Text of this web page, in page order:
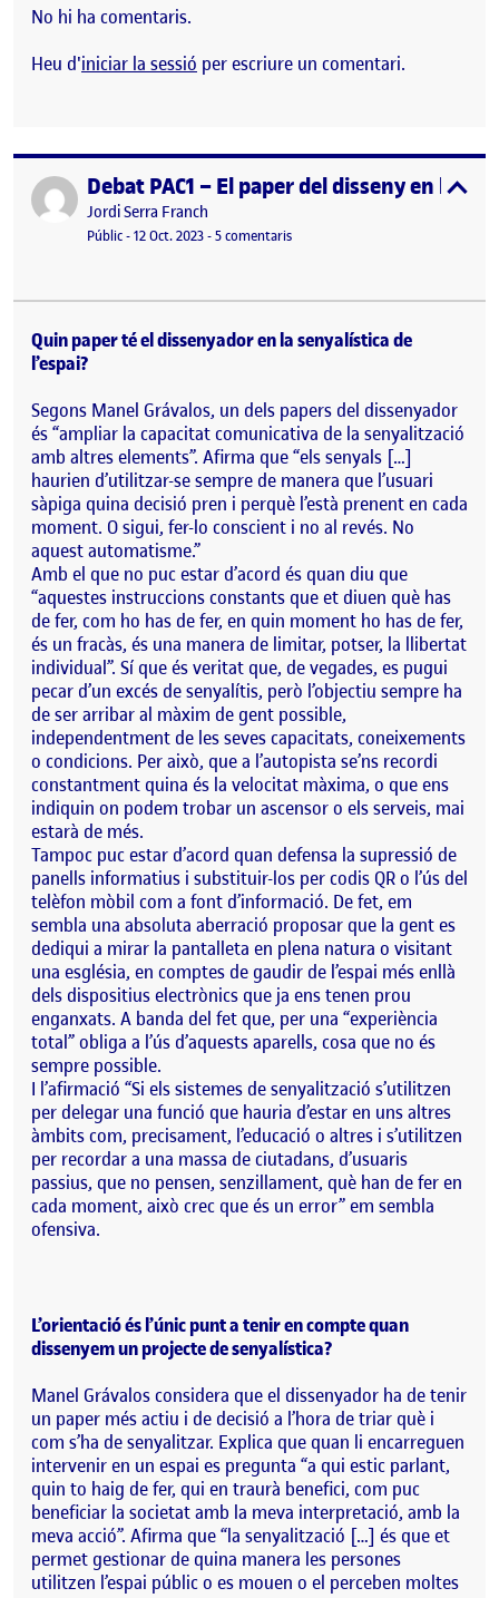
No hi ha comentaris.
Heu d'iniciar la sessió per escriure un comentari.
Publicat perDebat PAC1 – El paper del disseny en la
Publicat per
Jordi Serra Franch
Visibilitat:
Públic-Data de publicació
12 Oct. 2023-5 comentarisa Debat PAC1 – El paper del
Quin paper té el dissenyador en la senyalística de
l’espai?
Segons Manel Grávalos, un dels papers del dissenyador
és “ampliar la capacitat comunicativa de la senyalització
amb altres elements”. Afirma que “els senyals […]
haurien d’utilitzar-se sempre de manera que l’usuari
sàpiga quina decisió pren i perquè l’està prenent en cada
moment. O sigui, fer-lo conscient i no al revés. No
aquest automatisme.”
Amb el que no puc estar d’acord és quan diu que
“aquestes instruccions constants que et diuen què has
de fer, com ho has de fer, en quin moment ho has de fer,
és un fracàs, és una manera de limitar, potser, la llibertat
individual”. Sí que és veritat que, de vegades, es pugui
pecar d’un excés de senyalítis, però l’objectiu sempre ha
de ser arribar al màxim de gent possible,
independentment de les seves capacitats, coneixements
o condicions. Per això, que a l’autopista se’ns recordi
constantment quina és la velocitat màxima, o que ens
indiquin on podem trobar un ascensor o els serveis, mai
estarà de més.
Tampoc puc estar d’acord quan defensa la supressió de
panells informatius i substituir-los per codis QR o l’ús del
telèfon mòbil com a font d’informació. De fet, em
sembla una absoluta aberració proposar que la gent es
dediqui a mirar la pantalleta en plena natura o visitant
una església, en comptes de gaudir de l’espai més enllà
dels dispositius electrònics que ja ens tenen prou
enganxats. A banda del fet que, per una “experiència
total” obliga a l’ús d’aquests aparells, cosa que no és
sempre possible.
I l’afirmació “Si els sistemes de senyalització s’utilitzen
per delegar una funció que hauria d’estar en uns altres
àmbits com, precisament, l’educació o altres i s’utilitzen
per recordar a una massa de ciutadans, d’usuaris
passius, que no pensen, senzillament, què han de fer en
cada moment, això crec que és un error” em sembla
ofensiva.
L’orientació és l’únic punt a tenir en compte quan
dissenyem un projecte de senyalística?
Manel Grávalos considera que el dissenyador ha de tenir
un paper més actiu i de decisió a l’hora de triar què i
com s’ha de senyalitzar. Explica que quan li encarreguen
intervenir en un espai es pregunta “a qui estic parlant,
quin to haig de fer, qui en traurà benefici, com puc
beneficiar la societat amb la meva interpretació, amb la
meva acció”. Afirma que “la senyalització […] és que et
permet gestionar de quina manera les persones
utilitzen l’espai públic o es mouen o el perceben moltes